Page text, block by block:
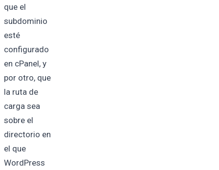
que el
subdominio
esté
configurado
en cPanel, y
por otro, que
la ruta de
carga sea
sobre el
directorio en
el que
WordPress